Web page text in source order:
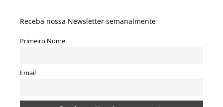
Receba nossa Newsletter semanalmente
Primeiro Nome
Email